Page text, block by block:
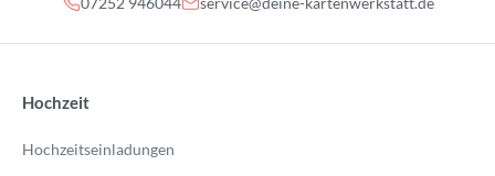
Hochzeit
Hochzeitseinladungen